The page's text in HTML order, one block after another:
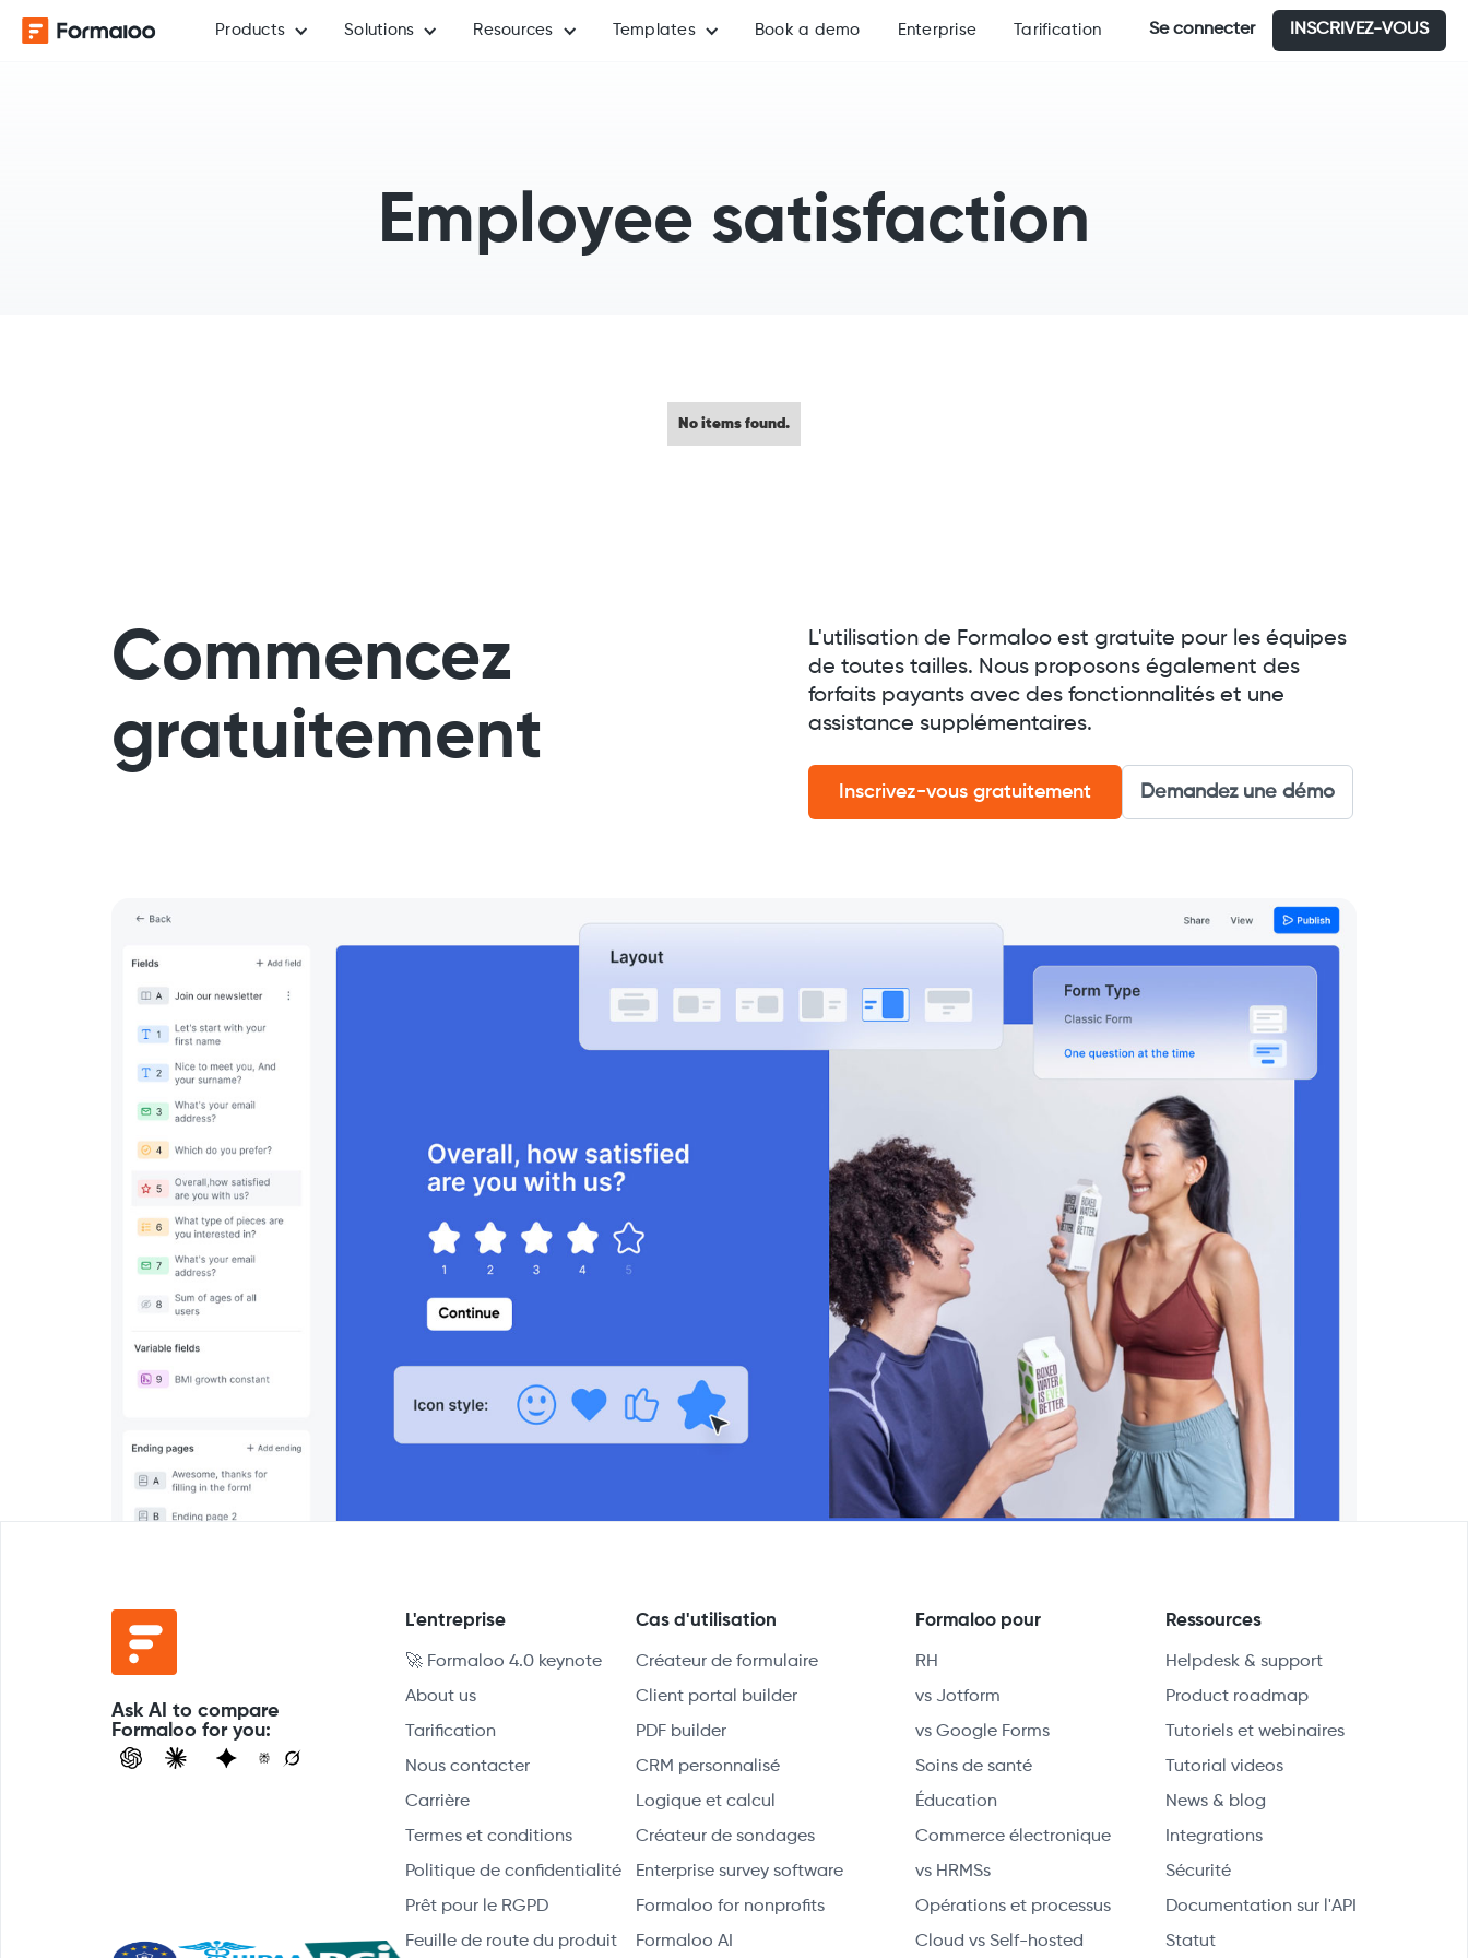
Products Solutions Resources Templates Book a demo Enterprise Tarification Se connecter INSCRIVEZ-VOUS
Employee satisfaction
No items found.
Commencez
gratuitement
L'utilisation de Formaloo est gratuite pour les équipes
de toutes tailles. Nous proposons également des
forfaits payants avec des fonctionnalités et une
assistance supplémentaires.
Inscrivez-vous gratuitement Demandez une démo
Ask AI to compare
Formaloo for you:
L'entreprise
🚀 Formaloo 4.0 keynote
About us
Tarification
Nous contacter
Carrière
Termes et conditions
Politique de confidentialité
Prêt pour le RGPD
Feuille de route du produit
Cas d'utilisation
Créateur de formulaire
Client portal builder
PDF builder
CRM personnalisé
Logique et calcul
Créateur de sondages
Enterprise survey software
Formaloo for nonprofits
Formaloo AI
Formaloo pour
RH
vs Jotform
vs Google Forms
Soins de santé
Éducation
Commerce électronique
vs HRMSs
Opérations et processus
Cloud vs Self-hosted
Ressources
Helpdesk & support
Product roadmap
Tutoriels et webinaires
Tutorial videos
News & blog
Integrations
Sécurité
Documentation sur l'API
Statut